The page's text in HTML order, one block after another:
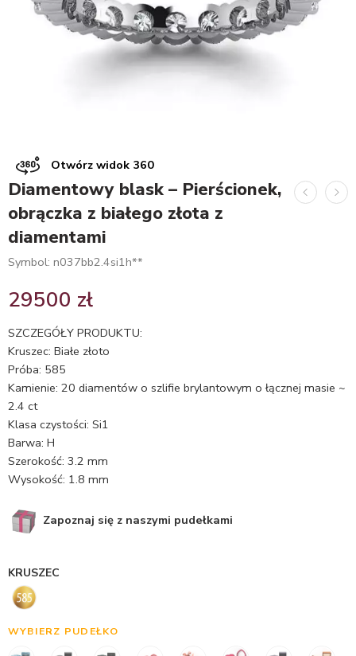
Otwórz widok 360
Diamentowy blask – Pierścionek,
obrączka z białego złota z
diamentami
Symbol: n037bb2.4si1h**
29500 zł
SZCZEGÓŁY PRODUKTU:
Kruszec: Białe złoto
Próba: 585
Kamienie: 20 diamentów o szlifie brylantowym o łącznej masie ~
2.4 ct
Klasa czystości: Si1
Barwa: H
Szerokość: 3.2 mm
Wysokość: 1.8 mm
Zapoznaj się z naszymi pudełkami
KRUSZEC
WYBIERZ PUDEŁKO